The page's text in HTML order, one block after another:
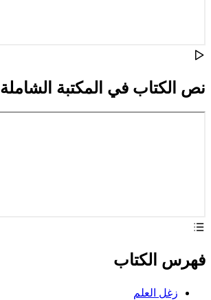
نص الكتاب في المكتبة الشاملة
فهرس الكتاب
زغل العلم